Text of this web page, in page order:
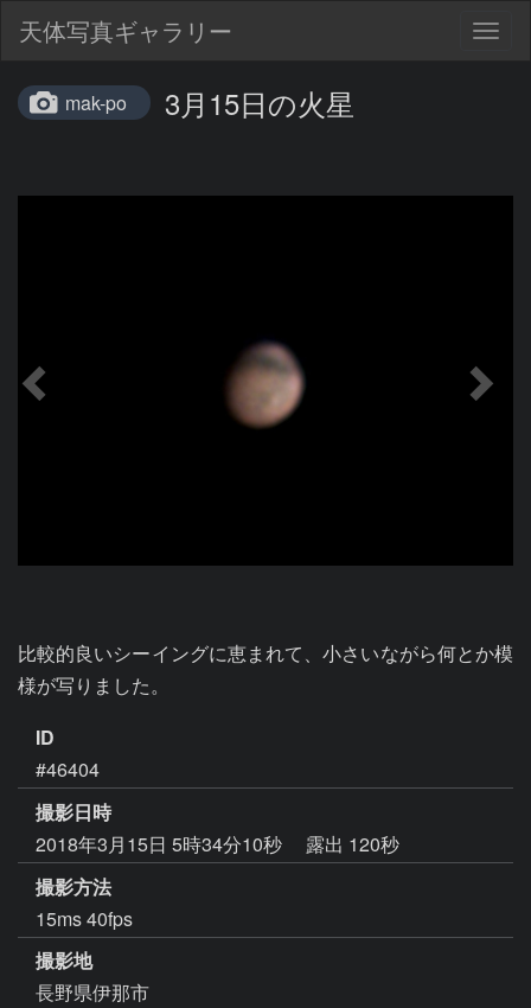
天体写真ギャラリー
mak-po 3月15日の火星
比較的良いシーイングに恵まれて、小さいながら何とか模
様が写りました。
ID
#46404
撮影日時
2018年3月15日 5時34分10秒
露出 120秒
撮影方法
15ms 40fps
撮影地
長野県伊那市